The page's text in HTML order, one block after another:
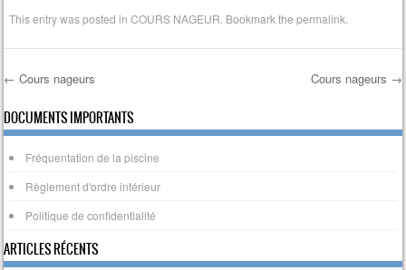
This entry was posted inCOURS NAGEUR . Bookmark thepermalink
Post navigation
← Cours nageurs Cours nageurs →
DOCUMENTS IMPORTANTS
Fréquentation de la piscine
Règlement d'ordre intérieur
Politique de confidentialité
ARTICLES RÉCENTS